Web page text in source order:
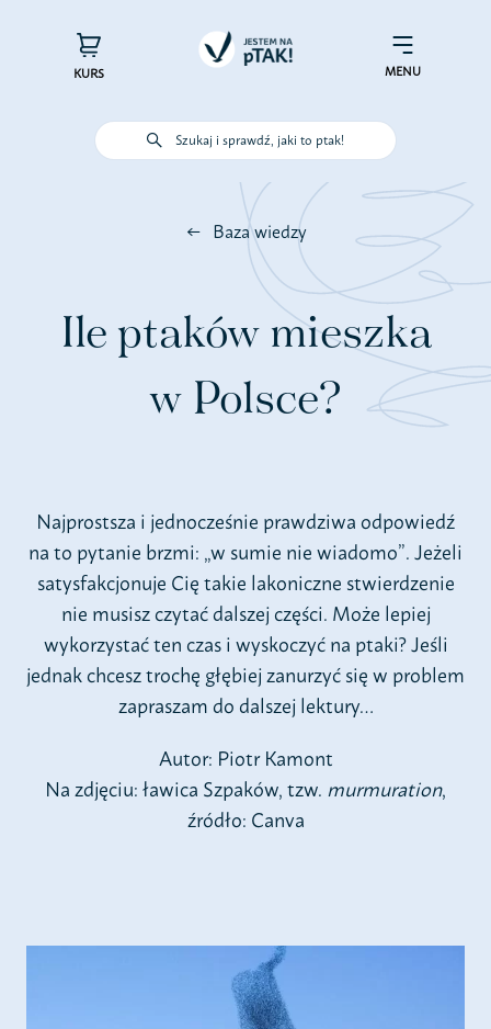
KURS MENU
Szukaj i sprawdź, jaki to ptak!
Poznaj ptaki
Działaj dla ptaków
Wspieraj finansowo
Poznaj nas – zespół Jestem na
Baza wiedzy
Ile ptaków mieszka
w Polsce?
Najprostsza i jednocześnie prawdziwa odpowiedź
na to pytanie brzmi: „w sumie nie wiadomo”. Jeżeli
satysfakcjonuje Cię takie lakoniczne stwierdzenie
nie musisz czytać dalszej części. Może lepiej
wykorzystać ten czas i wyskoczyć na ptaki? Jeśli
jednak chcesz trochę głębiej zanurzyć się w problem
zapraszam do dalszej lektury…
Autor: Piotr Kamont
Na zdjęciu: ławica Szpaków, tzw. murmuration,
źródło: Canva